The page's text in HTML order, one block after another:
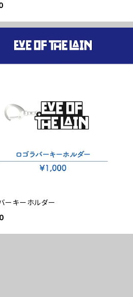
ーキーホルダー